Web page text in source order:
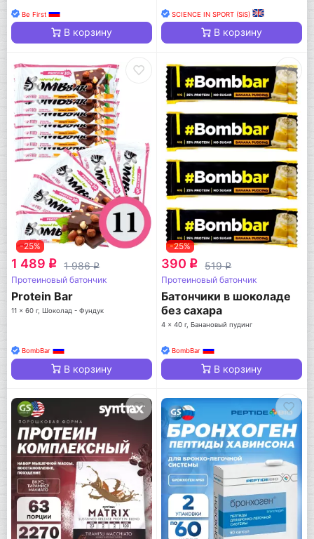
Be First
В корзину
SCIENCE IN SPORT (SiS)
В корзину
-25%
1 489 q 1 986q
Протеиновый батончик
Protein Bar
11 x 60 г, Шоколад - Фундук
BombBar
В корзину
-25%
390 q 519q
Протеиновый батончик
Батончики в шоколаде
без сахара
4 x 40 г, Банановый пудинг
BombBar
В корзину